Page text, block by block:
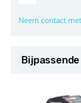
Neem contact